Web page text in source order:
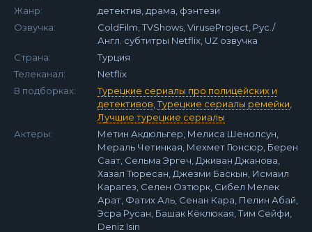
Жанр:
детектив, драма, фэнтези
Озвучка:
ColdFilm, TVShows, ViruseProject, Рус./
Англ. субтитры Netflix, UZ озвучка
Страна:
Турция
Телеканал:
Netflix
В подборках:
Турецкие сериалы про полицейских и
детективов ,Турецкие сериалы ремейки
Лучшие турецкие сериалы
Актеры:
Метин Акдюльгер, Мелиса Шенолсун,
Мераль Четинкая, Мехмет Гюнсюр, Берен
Саат, Сельма Эргеч, Дживан Джанова,
Хазал Тюресан, Джезми Баскын, Исмаил
Карагез, Селен Озтюрк, Сибел Мелек
Арат, Фатих Аль, Сенан Кара, Пелин Абай,
Эсра Русан, Башак Кёклюкая, Тим Сейфи,
Deniz Isin